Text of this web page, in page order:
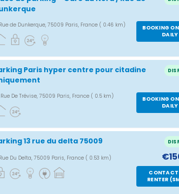
de Dunkerque, 75009 Paris, France ( 0.46 km)
BOOKING
DAILY
Paris hyper centre pour citadine
De Trévise, 75009 Paris, France ( 0.5 km)
BOOKING
DAILY
13 rue du delta 75009
Du Delta, 75009 Paris, France ( 0.53 km)
CONTACT
RENTER